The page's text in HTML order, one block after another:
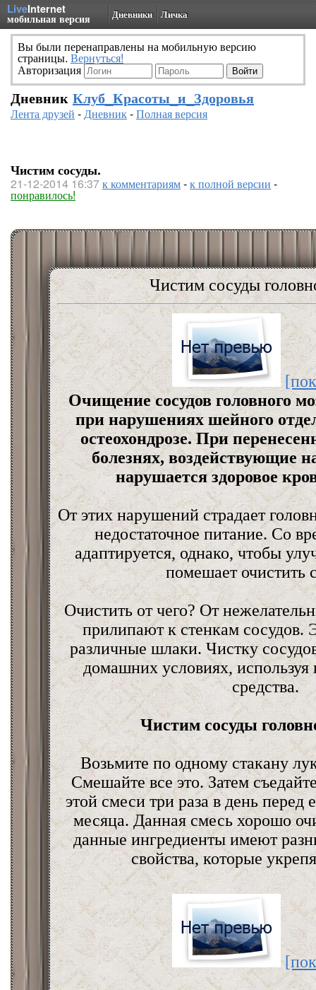
LiveInternet
мобильная версия Дневники Личка
Вы были перенаправлены на мобильную версию
страницы. Вернуться!
Авторизация
Дневник Клуб_Красоты_и_Здоровья
Лента друзей -Дневник-Полная версия
Чистим сосуды.
21-12-2014 16:37к комментариям-к полной версии -
понравилось!
Чистим сосуды
Очищение сосудов головного
при нарушениях шейного
остеохондрозе. При
болезнях, воздействующие
нарушается здоровое
От этих нарушений страдает
недостаточное питание. Со
адаптируется, однако, чтобы
помешает очистить
Очистить от чего? От
прилипают к стенкам сосудов.
различные шлаки. Чистку
домашних условиях,
средства.
Чистим сосуды
Возьмите по одному стакану
Смешайте все это. Затем
этой смеси три раза в день перед
месяца. Данная смесь хорошо
данные ингредиенты имеют
свойства, которые